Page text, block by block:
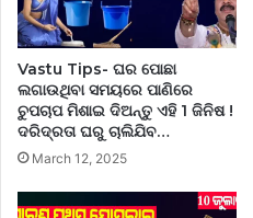
Vastu Tips- ଘର ପୋଛା
ଲଗାଉଥିବା ସମୟରେ ପାଣିରେ
ଚୁପଚାପ ମିଶାଇ ଦିଅନ୍ତୁ ଏହି 1 ଜିନିଷ !
ଦରିଦ୍ରତା ଘରୁ ଚାଲିଯିବ…
March 12, 2025